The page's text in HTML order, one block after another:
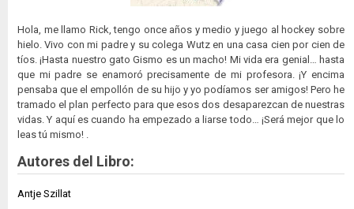
Hola, me llamo Rick, tengo once años y medio y juego al hockey sobre
hielo. Vivo con mi padre y su colega Wutz en una casa cien por cien de
tíos. ¡Hasta nuestro gato Gismo es un macho! Mi vida era genial… hasta
que mi padre se enamoró precisamente de mi profesora. ¡Y encima
pensaba que el empollón de su hijo y yo podíamos ser amigos! Pero he
tramado el plan perfecto para que esos dos desaparezcan de nuestras
vidas. Y aquí es cuando ha empezado a liarse todo… ¡Será mejor que lo
leas tú mismo! .
Autores del Libro:
Antje Szillat